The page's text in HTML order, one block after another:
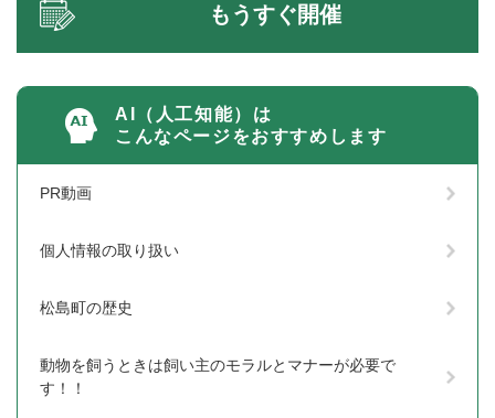
もうすぐ開催
AI（人工知能）は
こんなページをおすすめします
PR動画
個人情報の取り扱い
松島町の歴史
動物を飼うときは飼い主のモラルとマナーが必要で
す！！